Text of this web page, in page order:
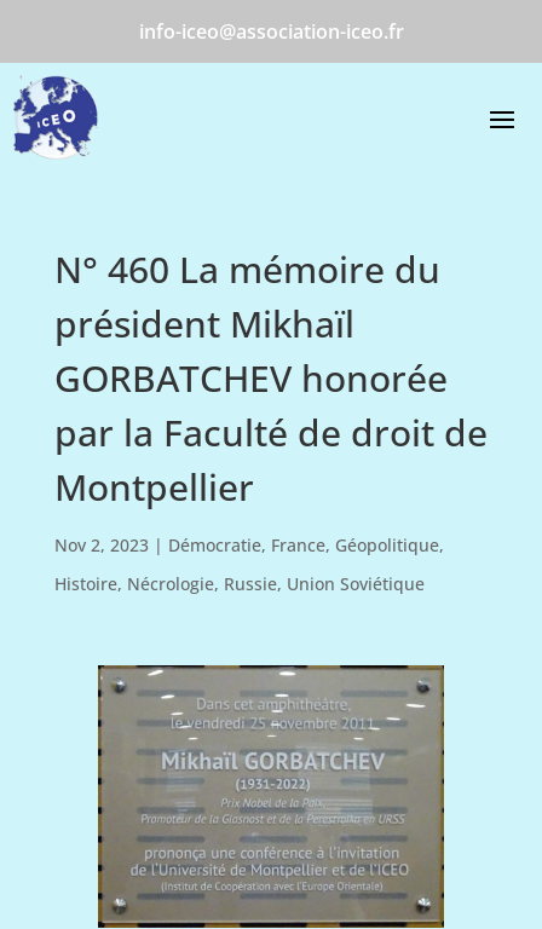
info-iceo@association-iceo.fr
N° 460 La mémoire du
président Mikhaïl
GORBATCHEV honorée
par la Faculté de droit de
Montpellier
Nov 2, 2023| Démocratie, France, Géopolitique,
Histoire, Nécrologie, Russie, Union Soviétique